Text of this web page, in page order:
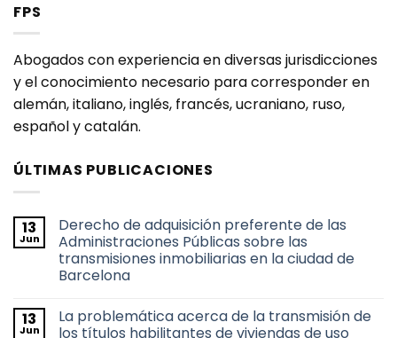
FPS
Abogados con experiencia en diversas jurisdicciones
y el conocimiento necesario para corresponder en
alemán, italiano, inglés, francés, ucraniano, ruso,
español y catalán.
ÚLTIMAS PUBLICACIONES
13
Jun
Derecho de adquisición preferente de las
Administraciones Públicas sobre las
transmisiones inmobiliarias en la ciudad de
Barcelona
comentarios
en
13
Jun
La problemática acerca de la transmisión de
los títulos habilitantes de viviendas de uso